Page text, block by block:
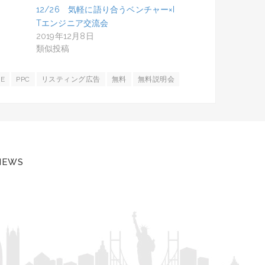
12/26 気軽に語り合うベンチャー×I
Tエンジニア交流会
2019年12月8日
類似投稿
PPC リスティング広告 無料 無料説明会